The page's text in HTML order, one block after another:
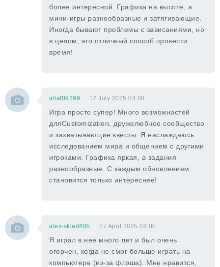
более интересной. Графика на высоте, а
мини-игры разнообразные и затягивающие.
Иногда бывают проблемы с зависаниями, но
в целом, это отличный способ провести
время!
allaf09299 17 July 2025 04:00
Игра просто супер! Много возможностей
дляCustomization, дружелюбное сообщество
и захватывающие квесты. Я наслаждаюсь
исследованием мира и общением с другими
игроками. Графика яркая, а задания
разнообразные. С каждым обновлением
становится только интереснее!
alex-sklad405 27 April 2025 08:00
Я играл в нее много лет и был очень
огорчен, когда не смог больше играть на
компьютере (из-за флэша). Мне нравится,